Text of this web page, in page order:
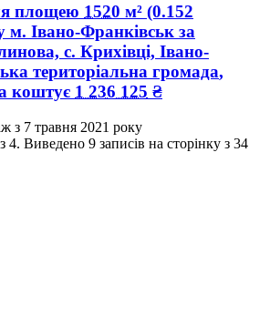
площею 1520 м² (0.152
м. Івано-Франківськ за
с. Крихівці, Івано-
територіальна громада,
коштує 1 236 125 ₴
з 7 травня 2021 року
4. Виведено 9 записів на сторінку з 34